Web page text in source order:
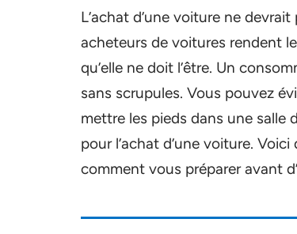
L’achat d’une voiture ne
acheteurs de voitures rendent
qu’elle ne doit l’être. Un
sans scrupules. Vous pouvez
mettre les pieds dans une salle
pour l’achat d’une voiture.
comment vous préparer avant